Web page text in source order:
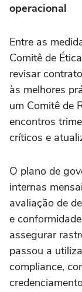
operacional
Entre as
Comitê de
revisar
às melhores
um Comitê de
encontros
críticos e
O plano de
internas
avaliação de
e
assegurar
passou a
compliance,